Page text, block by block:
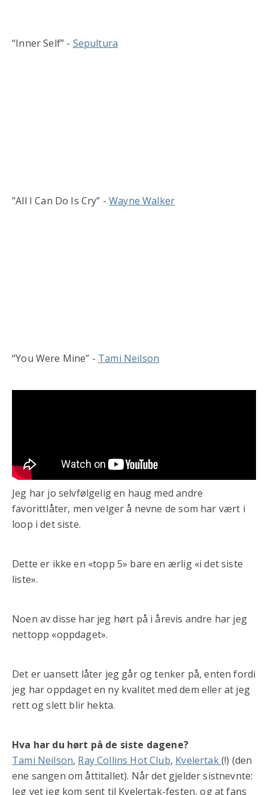
“Inner Self” - Sepultura
”All I Can Do Is Cry” -Wayne Walker
“You Were Mine” - Tami Neilson
Jeg har jo selvfølgelig en haug med andre
favorittlåter, men velger å nevne de som har vært i
loop i det siste.
Dette er ikke en «topp 5» bare en ærlig «i det siste
liste».
Noen av disse har jeg hørt på i årevis andre har jeg
nettopp «oppdaget».
Det er uansett låter jeg går og tenker på, enten fordi
jeg har oppdaget en ny kvalitet med dem eller at jeg
rett og slett blir hekta.
Hva har du hørt på de siste dagene?
Tami Neilson, Ray Collins Hot Club, Kvelertak(!) (den
ene sangen om åttitallet). Når det gjelder sistnevnte:
Jeg vet jeg kom sent til Kvelertak-festen, og at fans